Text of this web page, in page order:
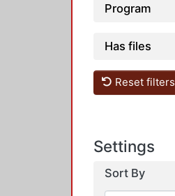
Program
Has files
Reset filters
Settings
Sort By